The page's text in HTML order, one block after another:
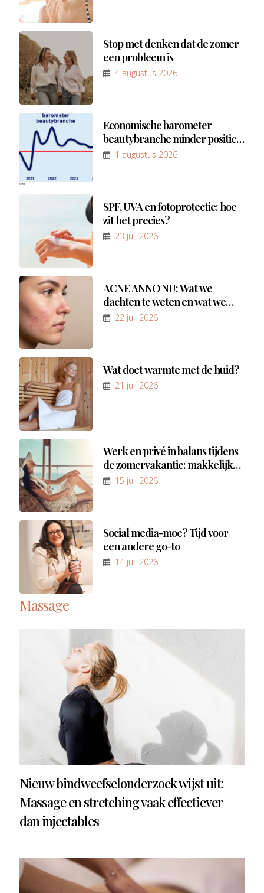
Stop met denken dat de zomer
een probleem is
4 augustus 2026
Economische barometer
beautybranche minder positief
in eerste kwartaal van 2026
1 augustus 2026
SPF, UVA en fotoprotectie: hoe
zit het precies?
23 juli 2026
ACNE ANNO NU: Wat we
dachten te weten en wat we
inmiddels beter begrijpen
22 juli 2026
Wat doet warmte met de huid?
21 juli 2026
Werk en privé in balans tijdens
de zomervakantie: makkelijker
gezegd dan gedaan
15 juli 2026
Social media-moe? Tijd voor
een andere go-to
14 juli 2026
Massage
Nieuw bindweefselonderzoek wijst uit:
Massage en stretching vaak effectiever
dan injectables